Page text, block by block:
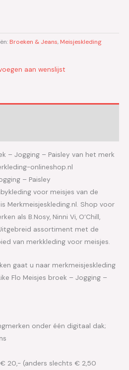
Broeken & Jeans, Meisjeskleding
aan wenslijst
– Jogging – Paisley van het merk
onlineshop.nl
– Paisley
voor meisjes van de
Merkmeisjeskleding.nl. Shop voor
als B.Nosy, Ninni Vi, O’Chill,
assortiment met de
van merkkleding voor meisjes.
gaat u naar merkmeisjeskleding
Flo Meisjes broek – Jogging –
onder één digitaal dak;
20,- (anders slechts € 2,50